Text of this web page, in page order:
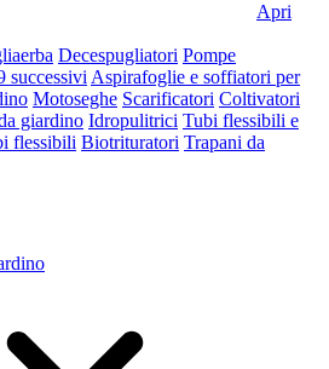
Apri
Decespugliatori Pompe
successivi Aspirafoglie e soffiatori per
Motoseghe Scarificatori Coltivatori
giardino Idropulitrici Tubi flessibili e
flessibili Biotrituratori Trapani da